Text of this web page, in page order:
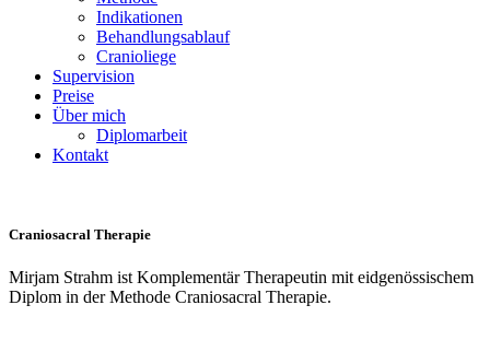
Indikationen
Behandlungsablauf
Cranioliege
Supervision
Preise
Über mich
Diplomarbeit
Kontakt
Craniosacral Therapie
Mirjam Strahm ist Komplementär Therapeutin mit eidgenössischem
Diplom in der Methode Craniosacral Therapie.